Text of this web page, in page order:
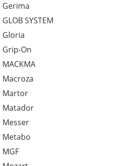
Gerima
GLOB SYSTEM
Gloria
Grip-On
MACKMA
Macroza
Martor
Matador
Messer
Metabo
MGF